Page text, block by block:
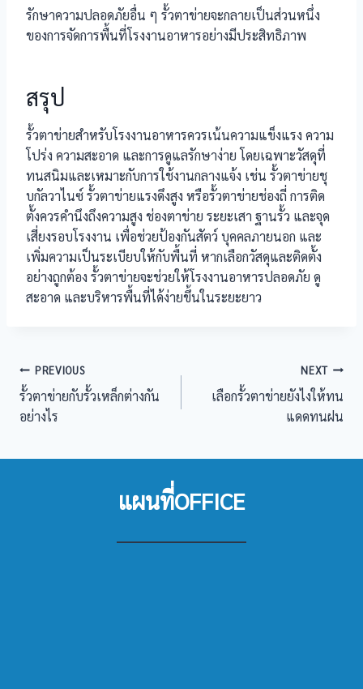
รักษาความปลอดภัยอื่น ๆ รั้วตาข่ายจะกลายเป็นส่วนหนึ่ง
ของการจัดการพื้นที่โรงงานอาหารอย่างมีประสิทธิภาพ
สรุป
รั้วตาข่ายสำหรับโรงงานอาหารควรเน้นความแข็งแรง ความ
โปร่ง ความสะอาด และการดูแลรักษาง่าย โดยเฉพาะวัสดุที่
ทนสนิมและเหมาะกับการใช้งานกลางแจ้ง เช่น รั้วตาข่ายชุ
บกัลวาไนซ์ รั้วตาข่ายแรงดึงสูง หรือรั้วตาข่ายช่องถี่ การติด
ตั้งควรคำนึงถึงความสูง ช่องตาข่าย ระยะเสา ฐานรั้ว และจุด
เสี่ยงรอบโรงงาน เพื่อช่วยป้องกันสัตว์ บุคคลภายนอก และ
เพิ่มความเป็นระเบียบให้กับพื้นที่ หากเลือกวัสดุและติดตั้ง
อย่างถูกต้อง รั้วตาข่ายจะช่วยให้โรงงานอาหารปลอดภัย ดู
สะอาด และบริหารพื้นที่ได้ง่ายขึ้นในระยะยาว
แนะแนว
เรื่อง
PREVIOUS
รั้วตาข่ายกับรั้วเหล็กต่างกัน
อย่างไร
NEXT
เลือกรั้วตาข่ายยังไงให้ทน
แดดทนฝน
แผนที่OFFICE